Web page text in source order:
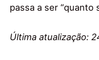
passa a ser “quanto
Última atualização: